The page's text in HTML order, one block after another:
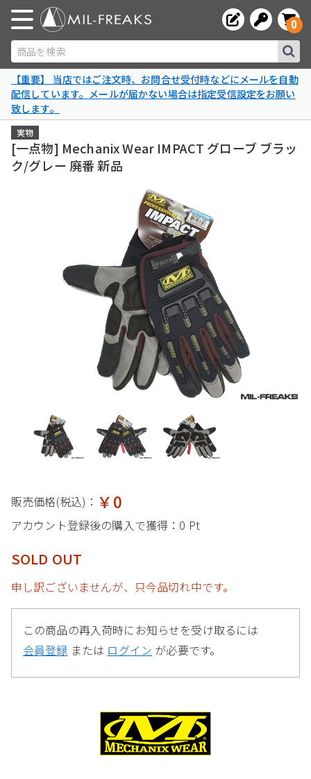
商品を検索
0
【重要】 当店ではご注文時、お問合せ受付時などにメールを自動
配信しています。メールが届かない場合は指定受信設定をお願い
致します。
実物
[一点物] Mechanix Wear IMPACT グローブ ブラッ
ク/グレー 廃番 新品
販売価格(税込)： ￥0
アカウント登録後の購入で獲得： 0 Pt
SOLD OUT
申し訳ございませんが、只今品切れ中です。
この商品の再入荷時にお知らせを受け取るには
会員登録 または ログイン が必要です。